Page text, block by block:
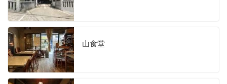
山食堂